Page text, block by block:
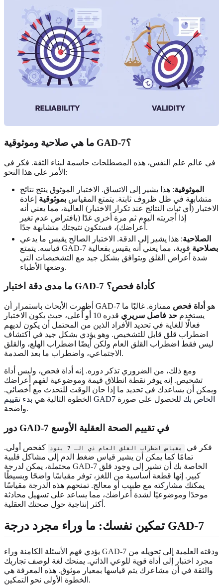
ما هي صلاحية وموثوقية GAD-7؟
في عالم علم النفس، هذه المصطلحات حاسمة لبناء الثقة. فكر في
الأمر على هذا النحو:
الموثوقية: هذا يشير إلى الاتساق. الاختبار الموثوق ينتج نتائج
متشابهة في ظل ظروف ثابتة. يتمتع المقياس بموثوقية إعادة
الاختبار (أي ثبات النتائج عند تكرار الاختبار) العالية، مما يعني أنه
إذا أجريته اليوم ثم مرة أخرى غدًا (بافتراض عدم تغير
أعراضك)، فستكون نتيجتك متشابهة جدًا.
الصلاحية: هذا يشير إلى الدقة. الاختبار الصالح يقيس ما يدعي
قياسه. يتمتع GAD-7
بصلاحية قوية، مما يعني أنه يقيس بفعالية
شدة أعراض القلق ويتوافق بشكل جيد مع التشخيصات التي
وضعها الأطباء.
ما مدى دقة اختبار GAD-7 كأداة فحص؟
أظهرت الأبحاث باستمرار أن GAD-7 هو أداة فحص ممتازة. غالبًا ما
يستخدم حد فاصل سريري
قدره 10 أو أعلى، حيث يكون الاختبار
فعالًا للغاية في تحديد الأفراد الذين من المحتمل أن يكون لديهم
اضطراب قلق قابل للتشخيص. وهو يؤدي بشكل جيد في اكتشاف
ليس فقط اضطراب القلق العام ولكن أيضًا اضطراب الهلع، والقلق
الاجتماعي، واضطراب ما بعد الصدمة.
ومع ذلك، من الضروري تذكر دوره. إنه أداة فحص، وليس أداة
تشخيص. إنه يوفر نقطة انطلاق قيمة وموضوعية لفهم أعراضك
ويمكن أن يساعدك في تحديد ما إذا حان الوقت للتحدث مع أخصائي.
الخطوة التالية هي
بدء تقييم GAD7 الخاص بك للحصول على صورة
واضحة.
دور GAD-7 في تقييم الصحة العقلية الأوسع
فكر في مقياس اضطراب القلق العام ذي الـ 7 بنود
كفحص أولي.
تمامًا كما يمكن أن يشير قياس ضغط الدم إلى مشاكل قلبية
محتملة، يمكن لدرجة GAD-7 الخاصة بك أن تشير إلى وجود قلق
كبير. إنها قطعة أساسية من اللغز، توفر مقياسًا واضحًا وبسيطًا
يمكنك مشاركته مع طبيب أو معالج. تمنحهم هذه الدرجة مقياسًا
موحدًا وموضوعيًا لشدة أعراضك، مما يساعد على تسهيل محادثة
أكثر إنتاجية حول صحتك العقلية.
تمكين نفسك: ما وراء مجرد درجة GAD-7
يؤدي فهم الأسئلة الكامنة وراء GAD-7 ودقته العلمية إلى تحويله من
مجرد اختبار إلى أداة قوية للوعي الذاتي. يمنحك لغة لوصف تجاربك
والثقة في أن مشاعرك يتم قياسها بمعيار موثوق. هذه المعرفة هي
الخطوة الأولى نحو التمكين.